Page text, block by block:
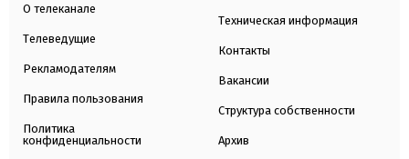
О телеканале
Телеведущие
Рекламодателям
Правила пользования
Политика
конфиденциальности
Техническая информация
Контакты
Вакансии
Структура собственности
Архив